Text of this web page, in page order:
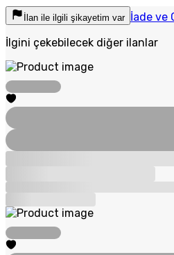
İlan ile ilgili şikayetim var İade ve
İlgini çekebilecek diğer ilanlar